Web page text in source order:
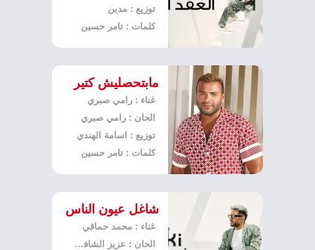
توزيع : مدين
كلمات : تامر حسين
مابتحصليش كتير
غناء : رامي صبري
الحان : رامي صبري
توزيع : اسامة الهندي
كلمات : تامر حسين
شاغل عيون الناس
غناء : محمد حماقي
الحان : عزيز الشافعي